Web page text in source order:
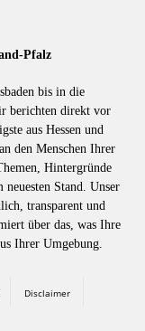
Pfalz
bis in die
berichten direkt vor
aus Hessen und
den Menschen Ihrer
Hintergründe
Stand. Unser
transparent und
über das, was Ihre
Ihrer Umgebung.
Disclaimer